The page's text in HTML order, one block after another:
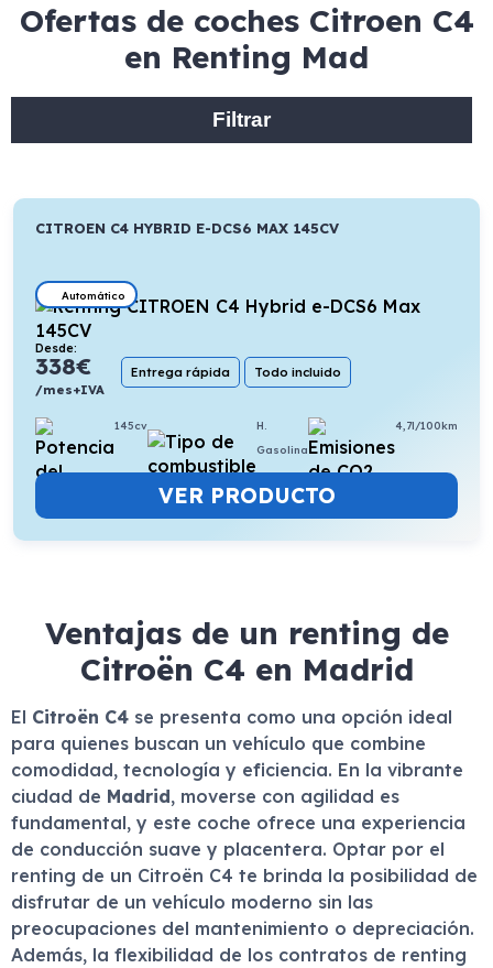
Ofertas de coches Citroen C4
en Renting Mad
Filtrar
CITROEN C4 HYBRID E-DCS6 MAX 145CV
Automático
Desde:
338€
/mes+IVA
Entrega rápida Todo incluido
145cv
H.
Gasolina
4,7l/100km
VER PRODUCTO
Ventajas de un renting de
Citroën C4 en Madrid
El Citroën C4 se presenta como una opción ideal
para quienes buscan un vehículo que combine
comodidad, tecnología y eficiencia. En la vibrante
ciudad de Madrid, moverse con agilidad es
fundamental, y este coche ofrece una experiencia
de conducción suave y placentera. Optar por el
renting de un Citroën C4 te brinda la posibilidad de
disfrutar de un vehículo moderno sin las
preocupaciones del mantenimiento o depreciación.
Además, la flexibilidad de los contratos de renting